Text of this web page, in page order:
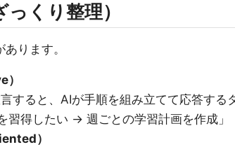
くり整理）
ります。
すると、AIが手順を組み立てて応答する
習得したい → 週ごとの学習計画を作成」
）